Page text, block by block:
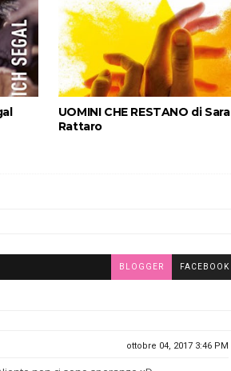
UOMINI CHE RESTANO di Sara
Rattaro
BLOGGER FACEBOOK
ottobre 04, 2017 3:46 PM